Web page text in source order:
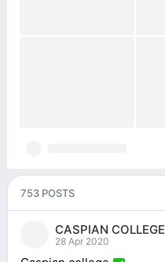
753 POSTS
CASPIAN COLLEGE
28 Apr 2020